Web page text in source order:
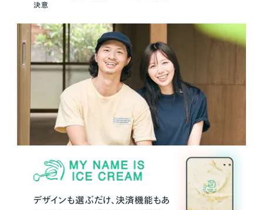
決意
デザインも選ぶだけ、決済機能もあ